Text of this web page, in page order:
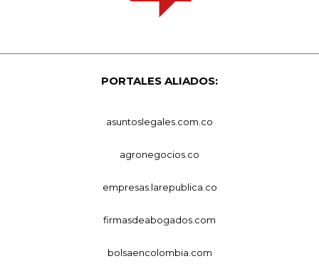
PORTALES ALIADOS:
asuntoslegales.com.co
agronegocios.co
empresas.larepublica.co
firmasdeabogados.com
bolsaencolombia.com